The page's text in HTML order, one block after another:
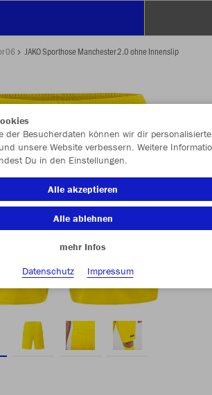
06 JAKO Sporthose Manchester 2.0 ohne Innenslip
der Besucherdaten können wir dir personalisierte
unsere Website verbessern. Weitere
Du in den Einstellungen.
Alle akzeptieren
Alle ablehnen
mehr Infos
Datenschutz
Impressum